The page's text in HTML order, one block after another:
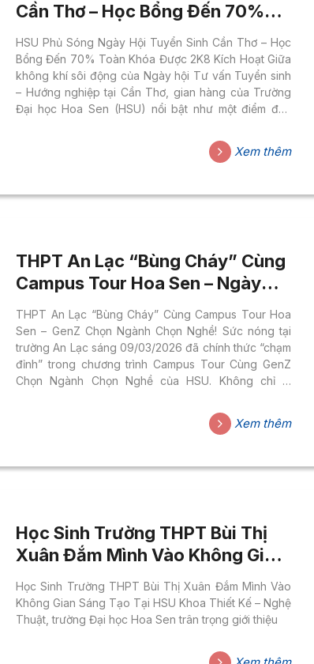
Cần Thơ – Học Bổng Đến 70%
Toàn Khóa
HSU Phủ Sóng Ngày Hội Tuyển Sinh Cần Thơ – Học
Bổng Đến 70% Toàn Khóa Được 2K8 Kích Hoạt Giữa
không khí sôi động của Ngày hội Tư vấn Tuyển sinh
– Hướng nghiệp tại Cần Thơ, gian hàng của Trường
Đại học Hoa Sen (HSU) nổi bật như một điểm đến
sinh khu vực Tây Nam Bộ tham dự, và gian hàng HSU
liên tục nhộn nhịp với hàng trăm lượt học sinh, phụ
trải...
Xem thêm
THPT An Lạc “Bùng Cháy” Cùng
Campus Tour Hoa Sen – Ngày
09/03/2026
THPT An Lạc “Bùng Cháy” Cùng Campus Tour Hoa
Sen – GenZ Chọn Ngành Chọn Nghề! Sức nóng tại
trường An Lạc sáng 09/03/2026 đã chính thức “chạm
đỉnh” trong chương trình Campus Tour Cùng GenZ
Chọn Ngành Chọn Nghề của HSU. Không chỉ là
nghiệm đầy cảm hứng dành cho những tâm hồn yêu
cái đẹp, yêu nghệ thuật và đang cần một định hướng
talkshow truyền lửa, mini fashion show mãn nhãn đến
Xem thêm
Học Sinh Trường THPT Bùi Thị
Xuân Đắm Mình Vào Không Gian
Sáng Tạo Tại HSU
Học Sinh Trường THPT Bùi Thị Xuân Đắm Mình Vào
Không Gian Sáng Tạo Tại HSU Khoa Thiết Kế – Nghệ
Thuật, trường Đại học Hoa Sen trân trọng giới thiệu